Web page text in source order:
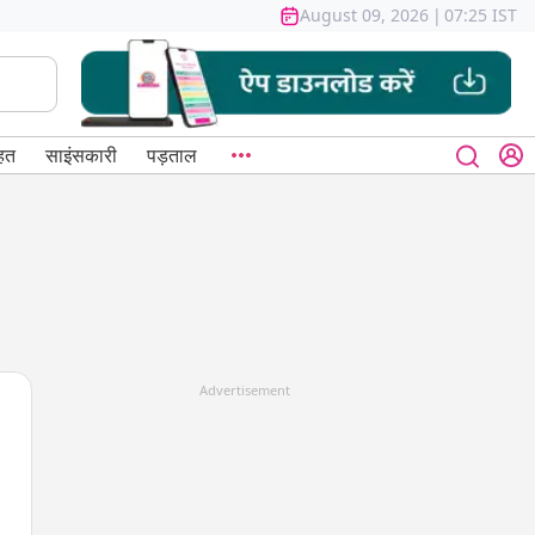
August 09, 2026 | 07:25 IST
साइंसकारी पड़ताल
Advertisement